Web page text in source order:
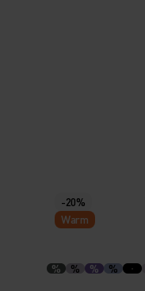
-20%
Warm
% % % %